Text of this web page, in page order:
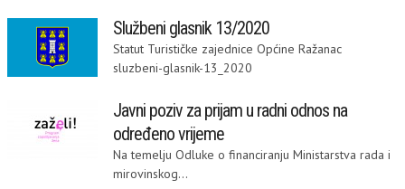
Službeni glasnik 13/2020
Statut Turističke zajednice Općine Ražanac
sluzbeni-glasnik-13_2020
Javni poziv za prijam u radni odnos na
određeno vrijeme
Na temelju Odluke o financiranju Ministarstva rada i
mirovinskog...